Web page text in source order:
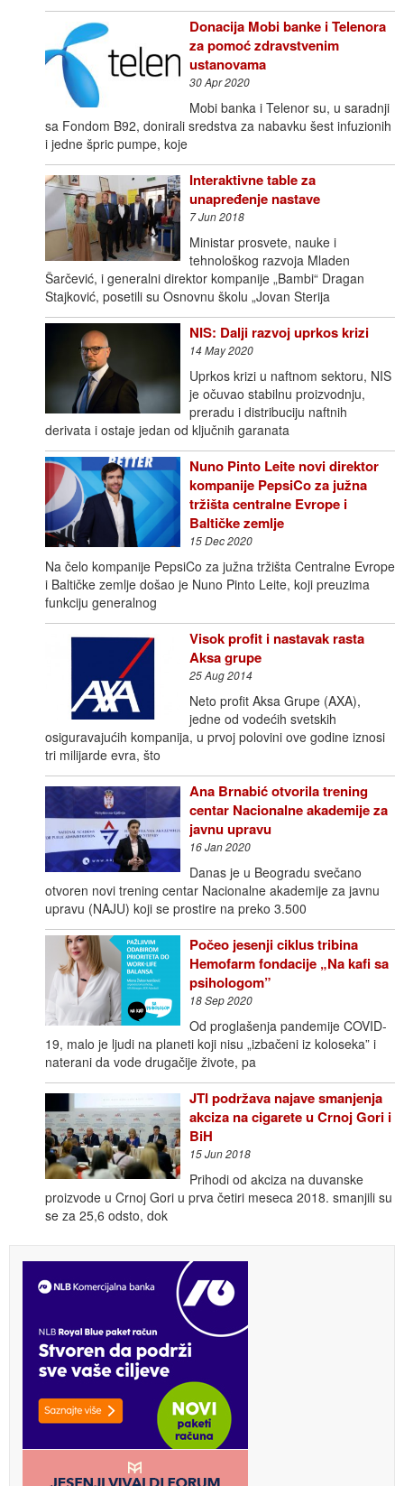
Donacija Mobi banke i Telenora
za pomoć zdravstvenim
ustanovama
30 Apr 2020
Mobi banka i Telenor su, u saradnji
sa Fondom B92, donirali sredstva za nabavku šest infuzionih
i jedne špric pumpe, koje
Interaktivne table za
unapređenje nastave
7 Jun 2018
Ministar prosvete, nauke i
tehnološkog razvoja Mladen
Šarčević, i generalni direktor kompanije „Bambi“ Dragan
Stajković, posetili su Osnovnu školu „Jovan Sterija
NIS: Dalji razvoj uprkos krizi
14 May 2020
Uprkos krizi u naftnom sektoru, NIS
je očuvao stabilnu proizvodnju,
preradu i distribuciju naftnih
derivata i ostaje jedan od ključnih garanata
Nuno Pinto Leite novi direktor
kompanije PepsiCo za južna
tržišta centralne Evrope i
Baltičke zemlje
15 Dec 2020
Na čelo kompanije PepsiCo za južna tržišta Centralne Evrope
i Baltičke zemlje došao je Nuno Pinto Leite, koji preuzima
funkciju generalnog
Visok profit i nastavak rasta
Aksa grupe
25 Aug 2014
Neto profit Aksa Grupe (AXA),
jedne od vodećih svetskih
osiguravajućih kompanija, u prvoj polovini ove godine iznosi
tri milijarde evra, što
Ana Brnabić otvorila trening
centar Nacionalne akademije za
javnu upravu
16 Jan 2020
Danas je u Beogradu svečano
otvoren novi trening centar Nacionalne akademije za javnu
upravu (NAJU) koji se prostire na preko 3.500
Počeo jesenji ciklus tribina
Hemofarm fondacije „Na kafi sa
psihologom”
18 Sep 2020
Od proglašenja pandemije COVID-
19, malo je ljudi na planeti koji nisu „izbačeni iz koloseka” i
naterani da vode drugačije živote, pa
JTI podržava najave smanjenja
akciza na cigarete u Crnoj Gori i
BiH
15 Jun 2018
Prihodi od akciza na duvanske
proizvode u Crnoj Gori u prva četiri meseca 2018. smanjili su
se za 25,6 odsto, dok